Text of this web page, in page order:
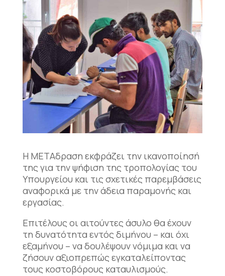
Η ΜΕΤΑδραση εκφράζει την ικανοποίησή
της για την ψήφιση της τροπολογίας του
Υπουργείου και τις σχετικές παρεμβάσεις
αναφορικά με την άδεια παραμονής και
εργασίας.
Επιτέλους οι αιτούντες άσυλο θα έχουν
τη δυνατότητα εντός διμήνου – και όχι
εξαμήνου – να δουλέψουν νόμιμα και να
ζήσουν αξιοπρεπώς εγκαταλείποντας
τους κοστοβόρους καταυλισμούς.